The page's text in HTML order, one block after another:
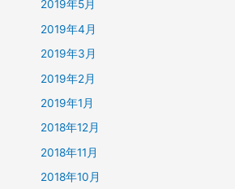
2019年5月
2019年4月
2019年3月
2019年2月
2019年1月
2018年12月
2018年11月
2018年10月